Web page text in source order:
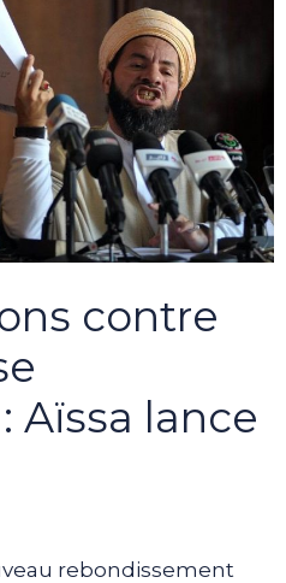
contre
lance
rebondissement